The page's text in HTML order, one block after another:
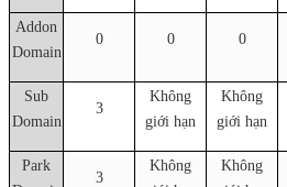
Addon
Domain
0 0 0
Sub
Domain
3
Không
giới hạn
Không
giới hạn
Park
3
Không
Không